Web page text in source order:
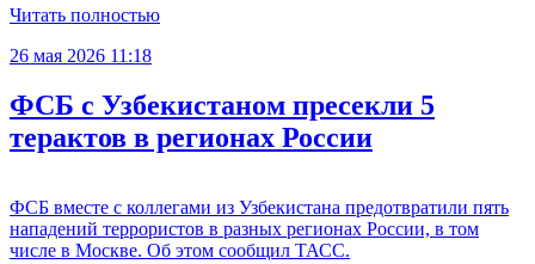
Читать полностью
26 мая 2026 11:18
ФСБ с Узбекистаном пресекли 5
терактов в регионах России
ФСБ вместе с коллегами из Узбекистана предотвратили пять
нападений террористов в разных регионах России, в том
числе в Москве. Об этом сообщил ТАСС.